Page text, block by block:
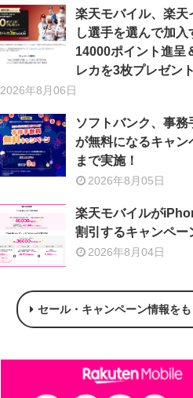
楽天モバイル、楽天
し選手を選んで加入
14000ポイント進呈
レカを3枚プレゼン
2026年8月06日
ソフトバンク、事務
が無料になるキャン
まで実施！
2026年8月05日
楽天モバイルが
割引するキャンペー
2026年8月04日
セール・キャンペーン情報を